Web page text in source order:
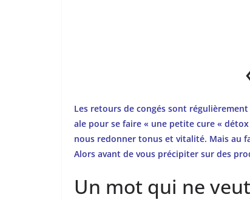
Les retours de congés sont
ale pour se faire « une petite cure «
nous redonner tonus et vitalité. Mais au
Alors avant de vous précipiter sur des
Un mot qui ne